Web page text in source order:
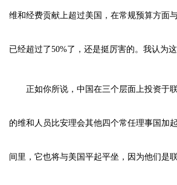
维和经费贡献上超过美国，在常规预算方面
已经超过了50%了，还是挺厉害的。我认为这
正如你所说，中国在三个层面上投资于
的维和人员比安理会其他四个常任理事国加
间里，它也将与美国平起平坐，因为他们是